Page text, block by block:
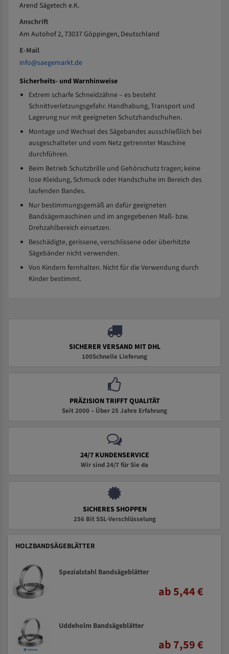
Arend Sägetech e.K.
Anschrift
Am Autohof 2, 73037 Göppingen, Deutschland
E-Mail
info@saegemarkt.de
Sicherheits- und Warnhinweise
Extrem scharfe Schneidzähne – es besteht
Schnittverletzungsgefahr. Handhabung, Transport und
Lagerung nur mit geeigneten Schutzhandschuhen.
Montage und Wechsel des Sägebandes ausschließlich bei
ausgeschalteter und vom Netz getrennter Maschine
durchführen.
Beim Betrieb Schutzbrille und Gehörschutz tragen; keine
lose Kleidung, Schmuck oder Handschuhe im Bereich des
laufenden Bandes.
Nur bestimmungsgemäß an dafür geeigneten
Bandsägemaschinen und im angegebenen Maß- bzw.
Drehzahlbereich einsetzen.
Beschädigte, gerissene, verschlissene oder überhitzte
Sägebänder nicht verwenden.
Von Kindern fernhalten. Nicht für die Verwendung durch
Kinder bestimmt.
SICHERER VERSAND MIT DHL
100Schnelle Lieferung
PRÄZISION TRIFFT QUALITÄT
Seit 2000 – Über 25 Jahre Erfahrung
24/7 KUNDENSERVICE
Wir sind 24/7 für Sie da
SICHERES SHOPPEN
256 Bit SSL-Verschlüsselung
HOLZBANDSÄGEBLÄTTER
Spezialstahl Bandsägeblätter
ab 5,44 €
Uddeholm Bandsägeblätter
ab 7,59 €